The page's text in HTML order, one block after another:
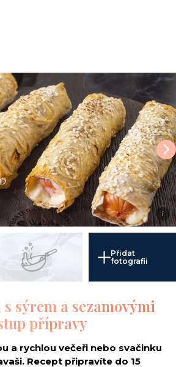
i
Přidat
fotografii
sýrem a sezamovými
přípravy
a rychlou večeři nebo svačinku
Recept připravíte do 15